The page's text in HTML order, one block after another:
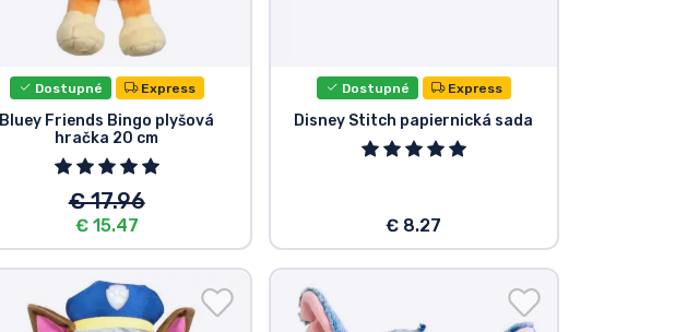
Dostupné Express
Bluey Friends Bingo plyšová
hračka 20 cm
€ 17.96
€ 15.47
Dostupné Express
Disney Stitch papiernická sada
€ 8.27